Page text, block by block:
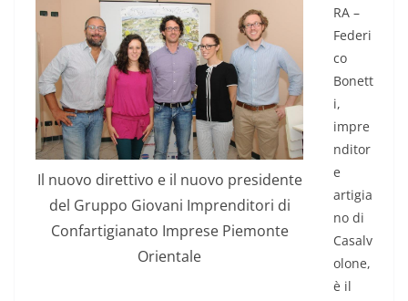
Il nuovo direttivo e il nuovo presidente
del Gruppo Giovani Imprenditori di
Confartigianato Imprese Piemonte
Orientale
RA –
Federi
co
Bonett
i,
impre
nditor
e
artigia
no di
Casalv
olone,
è il